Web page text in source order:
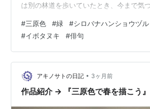
は別の林道を歩いていたとき、今まで気
いていたが、手は届かなかった。淡い白
な花の雰囲気に魅力がある。調べると「
ョウヅル」というキンポウゲ科の蔓花。
ボタヌキ」で、モクセイ科。これは白い
って開いている。昔はこの木に寄生する
ムシが排出するロウ質の分泌物が、イボ
#三原色 #緑 #シロバナハンショウヅル
#イボタヌキ #俳句
アキノサトの日記 • 3ヶ月前
作品紹介 → 『三原色で春を描こう